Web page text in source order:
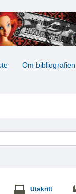
Om bibliografien
Utskrift